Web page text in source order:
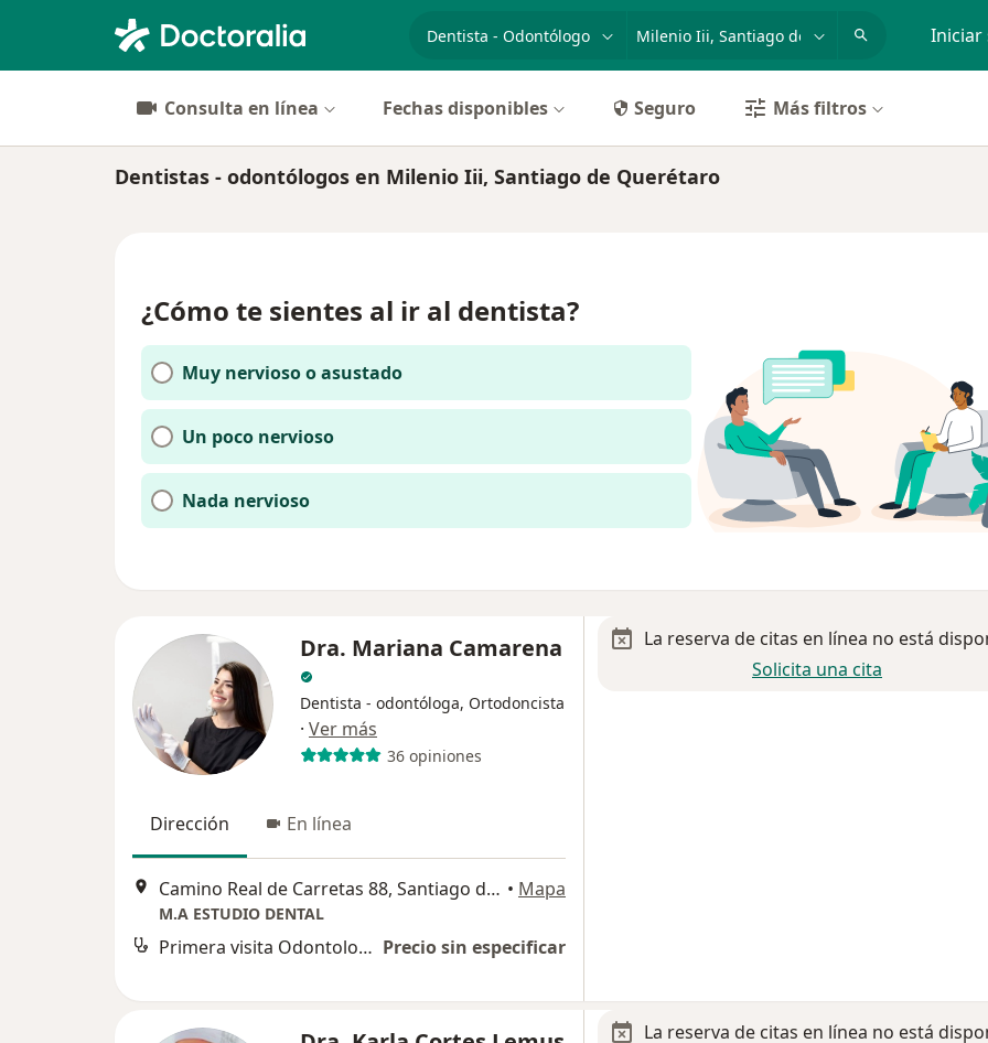
especialidad, enfermedad o nombre Iniciar
Consulta en línea Fechas disponibles Seguro Más filtros
Dentistas - odontólogos en Milenio Iii, Santiago de Querétaro
¿Cómo te sientes al ir al dentista?
Muy nervioso o asustado
Un poco nervioso
Nada nervioso
Dra. Mariana Camarena
Dentista - odontóloga, Ortodoncista
· Ver más
36 opiniones
Dirección En línea
Camino Real de Carretas 88, Santiago de Querétaro • Mapa
M.A ESTUDIO DENTAL
Primera visita Odontología Precio sin especificar
La reserva de citas en línea no está
Solicita una cita
La reserva de citas en línea no está